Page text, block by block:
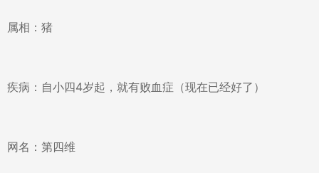
属相：猪
疾病：自小四4岁起，就有败血症（现在已经好了）
网名：第四维